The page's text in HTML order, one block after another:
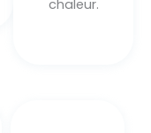
chaleur.